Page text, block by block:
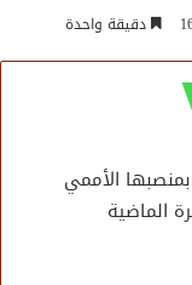
دقيقة واحدة
الأممي
الماضية